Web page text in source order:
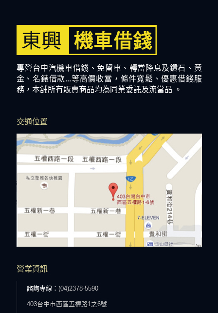
專營台中汽機車借錢、免留車、轉當降息及鑽石、黃
金、名錶借款...等高價收當，條件寬鬆、優惠借錢服
務，本舖所有販賣商品均為同業委託及流當品 。
交通位置
營業資訊
諮詢專線： (04)2378-5590
403台中市西區五權路1之6號